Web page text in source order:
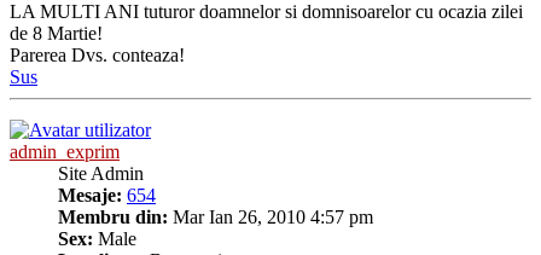
LA MULTI ANI tuturor doamnelor si domnisoarelor cu ocazia zilei
de 8 Martie!
Parerea Dvs. conteaza!
Sus
admin_exprim
Site Admin
Mesaje: 654
Membru din: Mar Ian 26, 2010 4:57 pm
Sex: Male